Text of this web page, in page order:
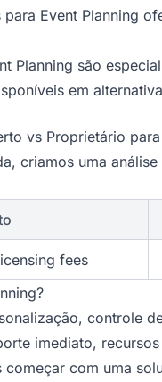
Event Planning
Planning são
em
vs Proprietário
criamos uma
fees
controle
imediato,
com uma